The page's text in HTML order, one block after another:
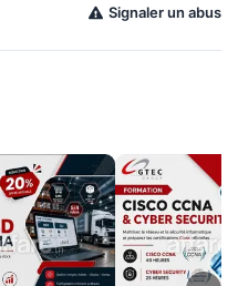
Signaler un abus